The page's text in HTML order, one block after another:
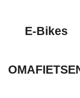
E-Bikes